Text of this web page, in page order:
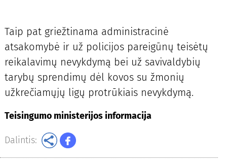
Taip pat griežtinama administracinė
atsakomybė ir už policijos pareigūnų teisėtų
reikalavimų nevykdymą bei už savivaldybių
tarybų sprendimų dėl kovos su žmonių
užkrečiamųjų ligų protrūkiais nevykdymą.
Teisingumo ministerijos informacija
Dalintis: